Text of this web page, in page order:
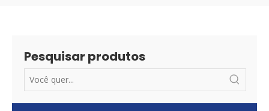
Pesquisar produtos